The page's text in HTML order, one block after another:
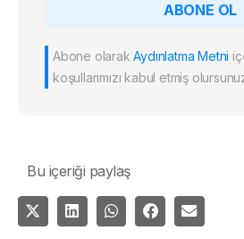
ABONE OL
Abone olarakAydınlatma Metni
koşullarımızı kabul etmiş
Bu içeriği paylaş